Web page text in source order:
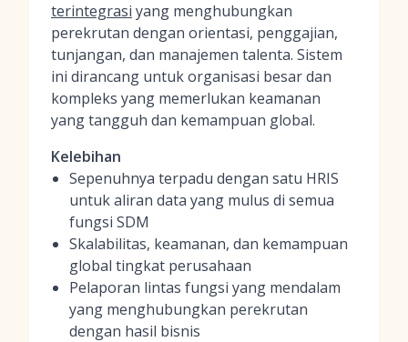
terintegrasi yang menghubungkan
perekrutan dengan orientasi, penggajian,
tunjangan, dan manajemen talenta. Sistem
ini dirancang untuk organisasi besar dan
kompleks yang memerlukan keamanan
yang tangguh dan kemampuan global.
Kelebihan
Sepenuhnya terpadu dengan satu HRIS
untuk aliran data yang mulus di semua
fungsi SDM
Skalabilitas, keamanan, dan kemampuan
global tingkat perusahaan
Pelaporan lintas fungsi yang mendalam
yang menghubungkan perekrutan
dengan hasil bisnis